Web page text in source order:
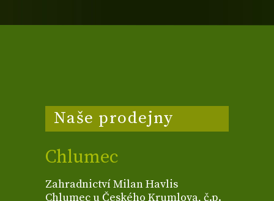
Naše prodejny
Chlumec
Zahradnictví Milan Havlis
Chlumec u Českého Krumlova, č.p.